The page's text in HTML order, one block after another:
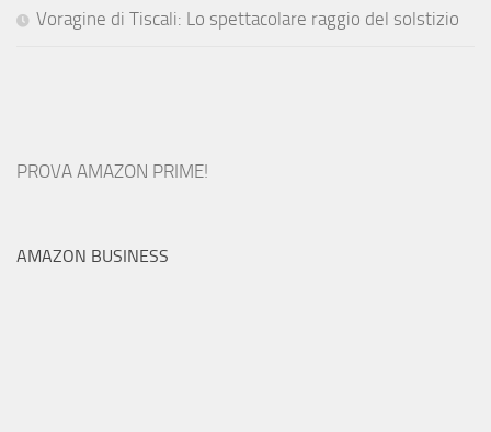
Voragine di Tiscali: Lo spettacolare raggio del solstizio
PROVA AMAZON PRIME!
AMAZON BUSINESS